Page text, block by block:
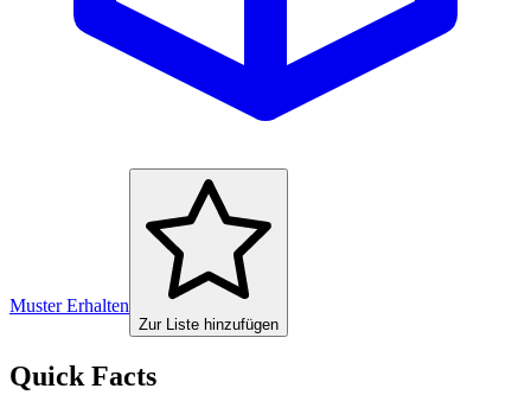
Muster Erhalten
Zur Liste hinzufügen
Quick Facts